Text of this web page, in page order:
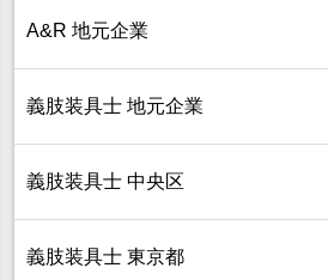
A&R 地元企業
義肢装具士 地元企業
義肢装具士 中央区
義肢装具士 東京都